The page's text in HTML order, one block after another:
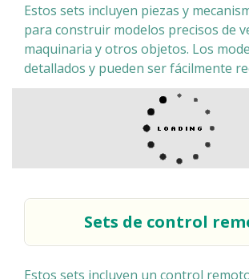
Estos sets incluyen piezas y
para construir modelos precisos de
maquinaria y otros objetos. Los
detallados y pueden ser fácilmente
Sets de control
Estos sets incluyen un control